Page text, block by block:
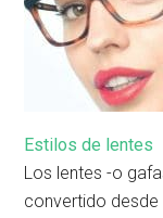
Estilos de lentes
Los lentes -o
convertido desde